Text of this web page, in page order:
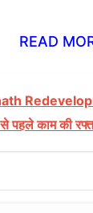
READ
पहले काम की